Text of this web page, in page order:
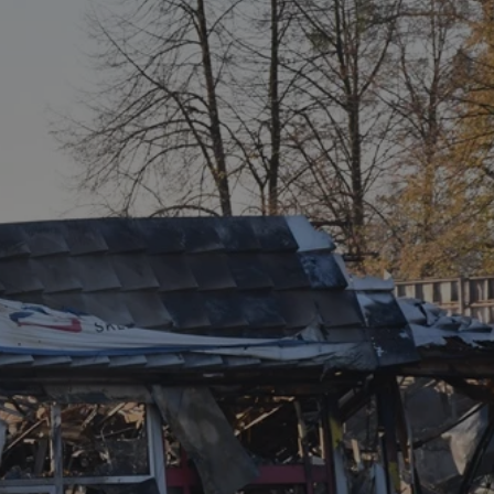
usługę Cookie-
pliki cookie. Jest
Script.com
dla ich
dotyczące
i
że ich
w przyszłych
zapewniając, że
a ich dane są
witrynę